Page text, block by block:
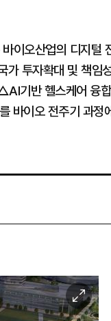
이오산업의 디지털
가 투자확대 및 책임
기반 헬스케어 융
바이오 전주기 과정
이
미